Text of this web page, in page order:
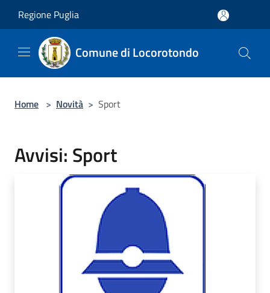
Regione Puglia
Comune di Locorotondo
Home > Novità > Sport
Avvisi: Sport